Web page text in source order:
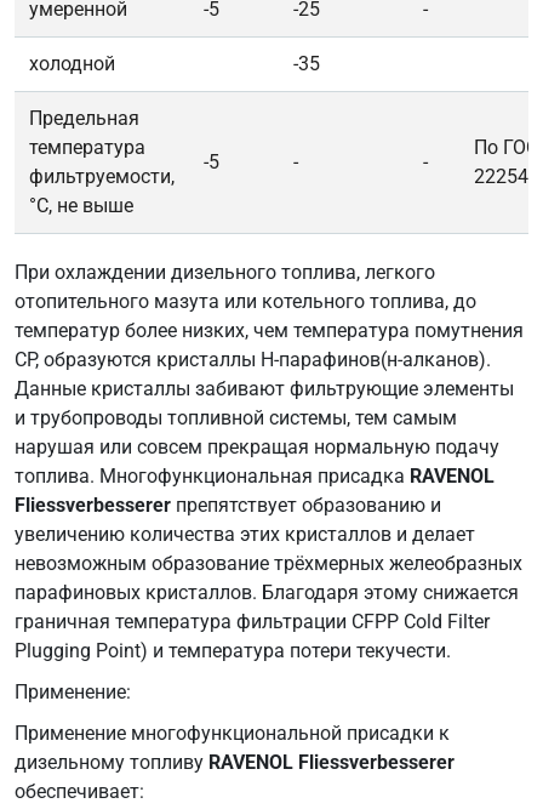
умеренной -5 -25 -
холодной -35
Предельная
температура
фильтруемости,
°С, не выше
-5 - -
По
22254
При охлаждении дизельного топлива, легкого
отопительного мазута или котельного топлива, до
температур более низких, чем температура помутнения
CP, образуются кристаллы Н-парафинов(н-алканов).
Данные кристаллы забивают фильтрующие элементы
и трубопроводы топливной системы, тем самым
нарушая или совсем прекращая нормальную подачу
топлива. Многофункциональная присадка RAVENOL
Fliessverbesserer препятствует образованию и
увеличению количества этих кристаллов и делает
невозможным образование трёхмерных желеобразных
парафиновых кристаллов. Благодаря этому снижается
граничная температура фильтрации CFPP Cold Filter
Plugging Point) и температура потери текучести.
Применение:
Применение многофункциональной присадки к
дизельному топливу RAVENOL Fliessverbesserer
обеспечивает: